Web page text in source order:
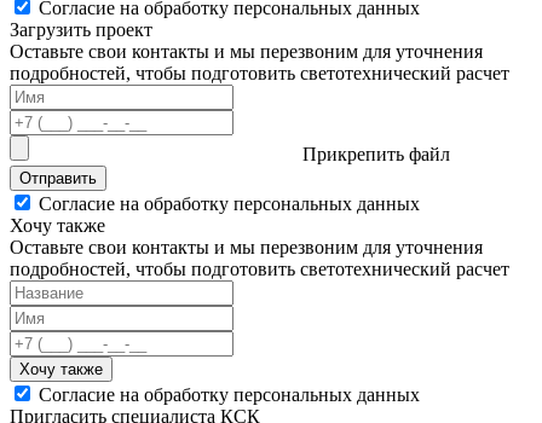
Согласие на обработку персональных данных
Загрузить проект
Оставьте свои контакты и мы перезвоним для уточнения
подробностей, чтобы подготовить светотехнический расчет
Прикрепить файл
Отправить
Согласие на обработку персональных данных
Хочу также
Оставьте свои контакты и мы перезвоним для уточнения
подробностей, чтобы подготовить светотехнический расчет
Хочу также
Согласие на обработку персональных данных
Пригласить специалиста КСК